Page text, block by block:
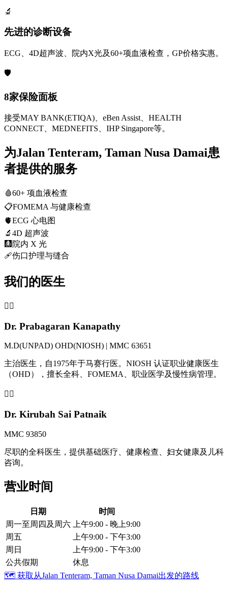
🔬
先进的诊断设备
ECG、4D超声波、院内X光及60+项血液检查，GP价格实惠。
🛡️
8家保险面板
接受MAY BANK(ETIQA)、eBen Assist、HEALTH
CONNECT、MEDNEFITS、IHP Singapore等。
为Jalan Tenteram, Taman Nusa Damai患
者提供的服务
🩸60+ 项血液检查
📋FOMEMA 与健康检查
🫀ECG 心电图
🔬 4D 超声波
🩻 院内 X 光
🩹伤口护理与缝合
我们的医生
👨‍⚕️
Dr. Prabagaran Kanapathy
M.D(UNPAD) OHD(NIOSH) | MMC 63651
主治医生，自1975年于马赛行医。NIOSH 认证职业健康医生
（OHD），擅长全科、FOMEMA、职业医学及慢性病管理。
👩‍⚕️
Dr. Kirubah Sai Patnaik
MMC 93850
尽职的全科医生，提供基础医疗、健康检查、妇女健康及儿科
咨询。
营业时间
日期
时间
周一至周四及周六
上午9:00 - 晚上9:00
周五
上午9:00 - 下午3:00
周日
上午9:00 - 下午3:00
公共假期
休息
🗺️ 获取从Jalan Tenteram, Taman Nusa Damai出发的路线